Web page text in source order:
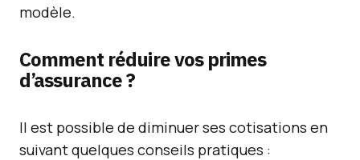
modèle.
Comment réduire vos primes
d’assurance ?
Il est possible de diminuer ses cotisations en
suivant quelques conseils pratiques :